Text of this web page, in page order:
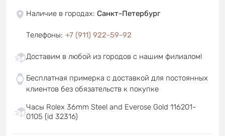
Наличие в городах: Санкт-Петербург
Телефоны: +7 (911) 922-59-92
Доставим в любой из городов с нашим филиалом!
Бесплатная примерка с доставкой для постоянных
клиентов без обязательств к покупке
Часы Rolex 36mm Steel and Everose Gold 116201-
0105 (id 32316)